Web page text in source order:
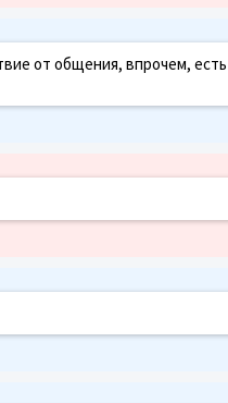
от общения, впрочем,